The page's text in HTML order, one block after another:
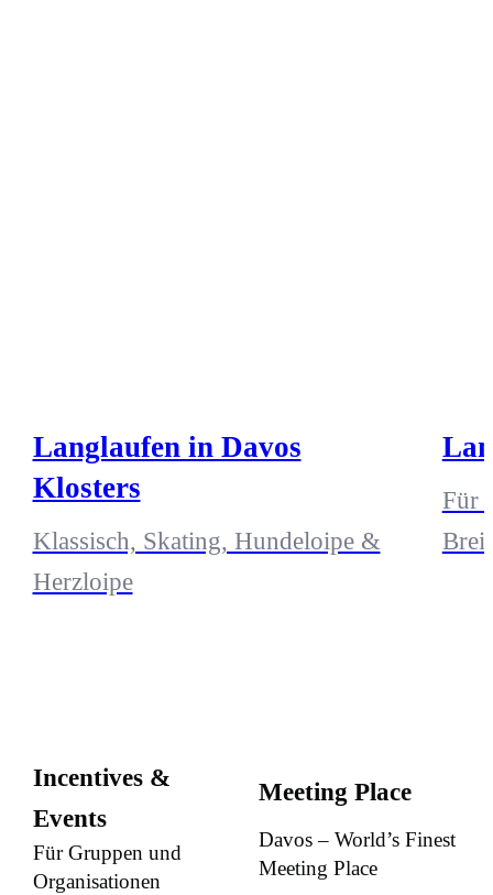
Langlaufen in Davos
Klosters
Klassisch, Skating, Hundeloipe &
Herzloipe
Für
Incentives &
Events
Für Gruppen und
Organisationen
Meeting Place
Davos – World’s Finest
Meeting Place